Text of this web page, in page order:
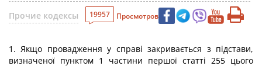
Прочие кодексы
19957 Просмотров
1. Якщо провадження у справі закривається з підстави,
визначеної пунктом 1 частини першої статті 255 цього